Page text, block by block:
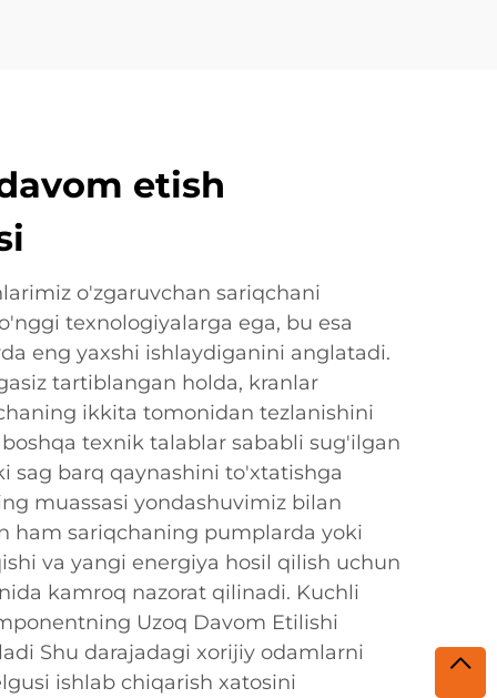
etish
o'zgaruvchan sariqchani
texnologiyalarga ega, bu esa
eng yaxshi ishlaydiganini anglatadi.
tartiblangan holda, kranlar
ikkita tomonidan tezlanishini
texnik talablar sababli sug'ilgan
sag barq qaynashini to'xtatishga
muassasi yondashuvimiz bilan
ham sariqchaning pumplarda yoki
va yangi energiya hosil qilish uchun
kamroq nazorat qilinadi. Kuchli
Uzoq Davom Etilishi
Shu darajadagi xorijiy odamlarni
ishlab chiqarish xatosini